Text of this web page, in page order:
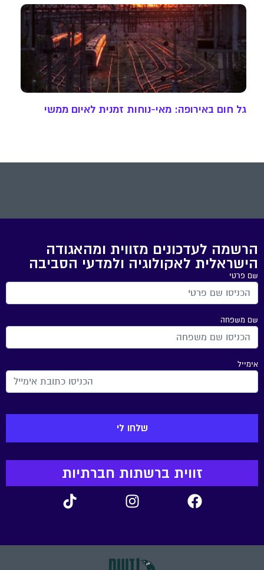
גל חום באירופה: מאי-נוחות זמנית לאיום ממשי
הרשמה לעדכונים מזווית ומהאגודה
הישראלית לאקולוגיה ולמדעי הסביבה
שם פרטי
שם משפחה
אימייל
זווית ברשתות חברתיות